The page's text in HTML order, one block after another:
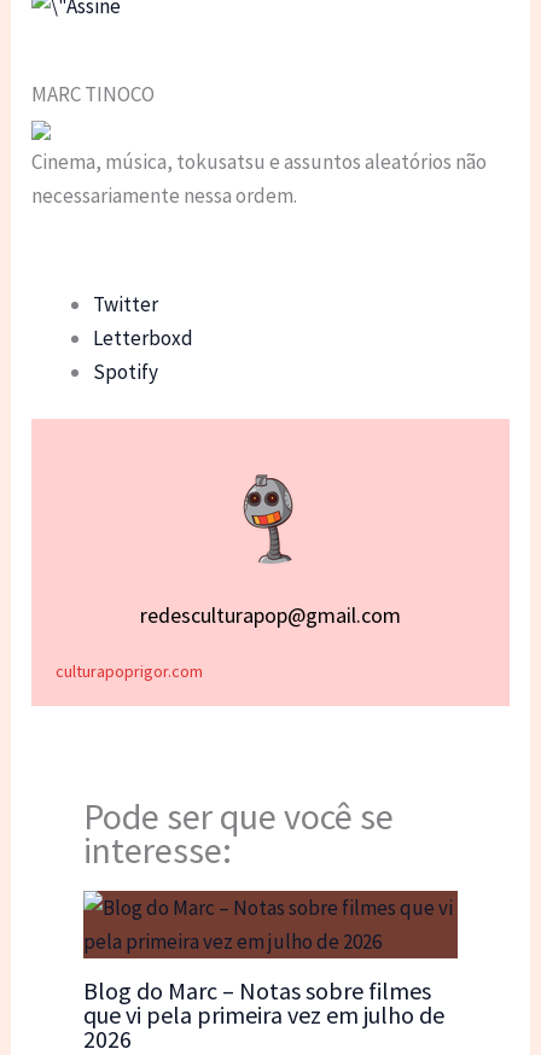
MARC TINOCO
Cinema, música, tokusatsu e assuntos aleatórios não
necessariamente nessa ordem.
Twitter
Letterboxd
Spotify
redesculturapop@gmail.com
culturapoprigor.com
Pode ser que você se
interesse:
Blog do Marc – Notas sobre filmes
que vi pela primeira vez em julho de
2026